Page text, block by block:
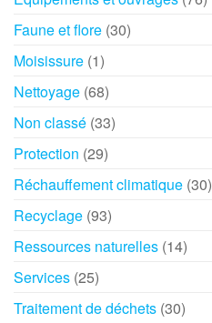
Faune et flore (30)
Moisissure (1)
Nettoyage (68)
Non classé (33)
Protection (29)
Réchauffement climatique (30)
Recyclage (93)
Ressources naturelles (14)
Services (25)
Traitement de déchets (30)